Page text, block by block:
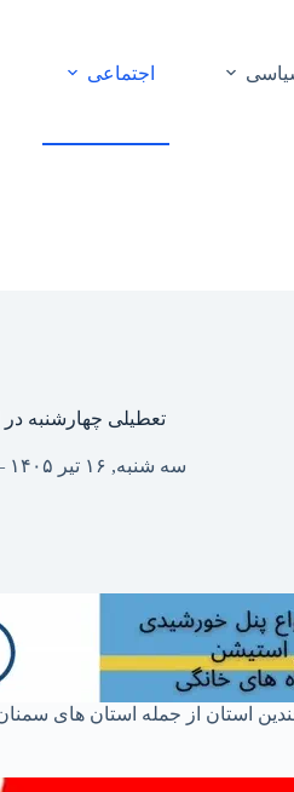
اجتماعی
تعطیلی چهارشنبه در
سه شنبه, ۱۶ تیر ۱۴۰۵ – ۲۱:۴۴
استان از جمله استان های